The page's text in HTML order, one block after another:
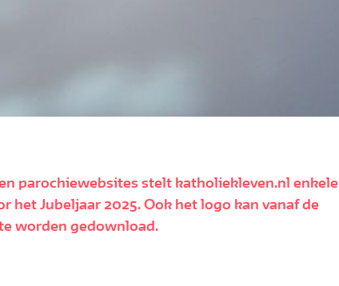
parochiewebsites stelt katholiekleven.nl enkele
het Jubeljaar 2025. Ook het logo kan vanaf de
worden gedownload.